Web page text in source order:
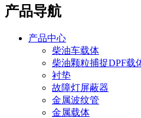
产品导航
产品中心
柴油车载体
柴油颗粒捕捉DPF载
衬垫
故障灯屏蔽器
金属波纹管
金属载体